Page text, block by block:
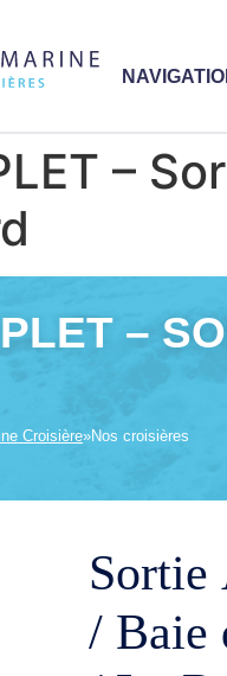
–
–
Croisière»Nos croisières
Sortie
/ Baie